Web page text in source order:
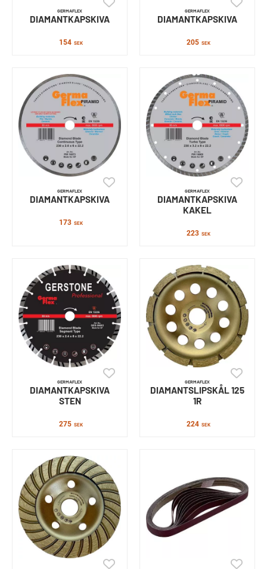
GERMAFLEX
DIAMANTKAPSKIVA
154 SEK
GERMAFLEX
DIAMANTKAPSKIVA
205 SEK
GERMAFLEX
DIAMANTKAPSKIVA
173 SEK
GERMAFLEX
DIAMANTKAPSKIVA
KAKEL
223 SEK
GERMAFLEX
DIAMANTKAPSKIVA
STEN
275 SEK
GERMAFLEX
DIAMANTSLIPSKÅL 125
1R
224 SEK